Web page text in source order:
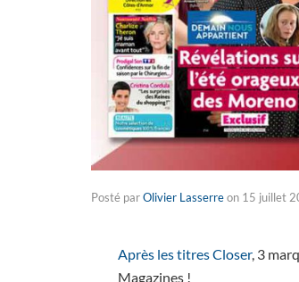
Posté parOlivier Lasserreon 15 juillet
Après les titres Closer, 3
Magazines !